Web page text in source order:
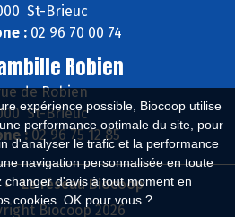
expérience possible, Biocoop utilise
performance optimale du site, pour
d'analyser le trafic et la performance
navigation personnalisée en toute
changer d'avis à tout moment en
cookies. OK pour vous ?
St-Brieuc
:02 96 70 00 74
Robien
de Robien
St-Brieuc
: 02 96 75 12 85
Le réseau Biocoop
Biocoop 2026